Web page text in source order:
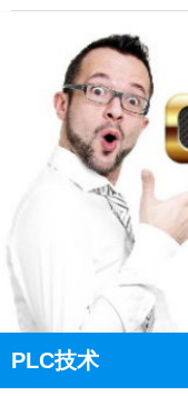
PLC技术